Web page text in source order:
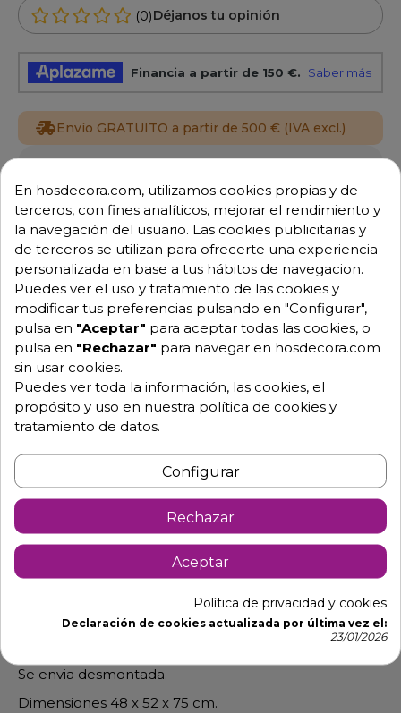
(0)Déjanos tu opinión
Envío GRATUITO a partir de 500 € (IVA excl.)
Garantía mínima de 1 año.
Pago 100% seguro.
Consulta tus dudas con nosotros.
976 25 59 91
info@hosdecora.com
Hablemos
Pide tu presupuesto
Detalles de producto
Sillas de polipropileno para
Se envia desmontada.
Dimensiones 48 x 52 x 75 cm.
En hosdecora.com, utilizamos cookies propias y de
terceros, con fines analíticos, mejorar el rendimiento y
la navegación del usuario. Las cookies publicitarias y
de terceros se utilizan para ofrecerte una experiencia
personalizada en base a tus hábitos de navegacion.
Puedes ver el uso y tratamiento de las cookies y
modificar tus preferencias pulsando en "Configurar",
pulsa en "Aceptar" para aceptar todas las cookies, o
pulsa en "Rechazar" para navegar en hosdecora.com
sin usar cookies.
Puedes ver toda la información, las cookies, el
propósito y uso en nuestra política de cookies y
tratamiento de datos.
Configurar
Rechazar
Aceptar
Política de privacidad y cookies
Declaración de cookies actualizada por última vez el:
23/01/2026